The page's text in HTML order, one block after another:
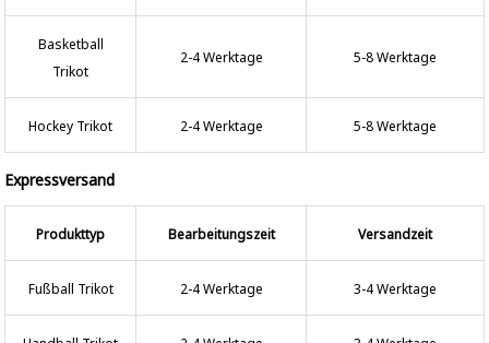
Basketball
Trikot
2-4 Werktage 5-8 Werktage
Hockey Trikot 2-4 Werktage 5-8 Werktage
Expressversand
Produkttyp Bearbeitungszeit Versandzeit
Fußball Trikot 2-4 Werktage 3-4 Werktage